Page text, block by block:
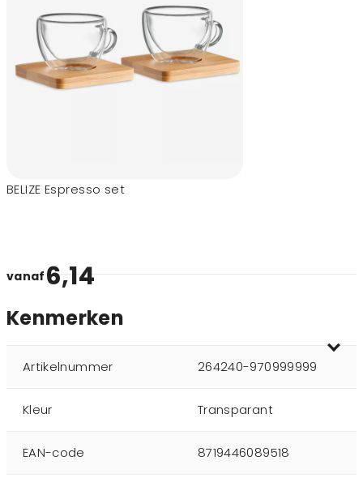
BELIZE Espresso set
vanaf 6,14
Kenmerken
Artikelnummer 264240-970999999
Kleur Transparant
EAN-code 8719446089518